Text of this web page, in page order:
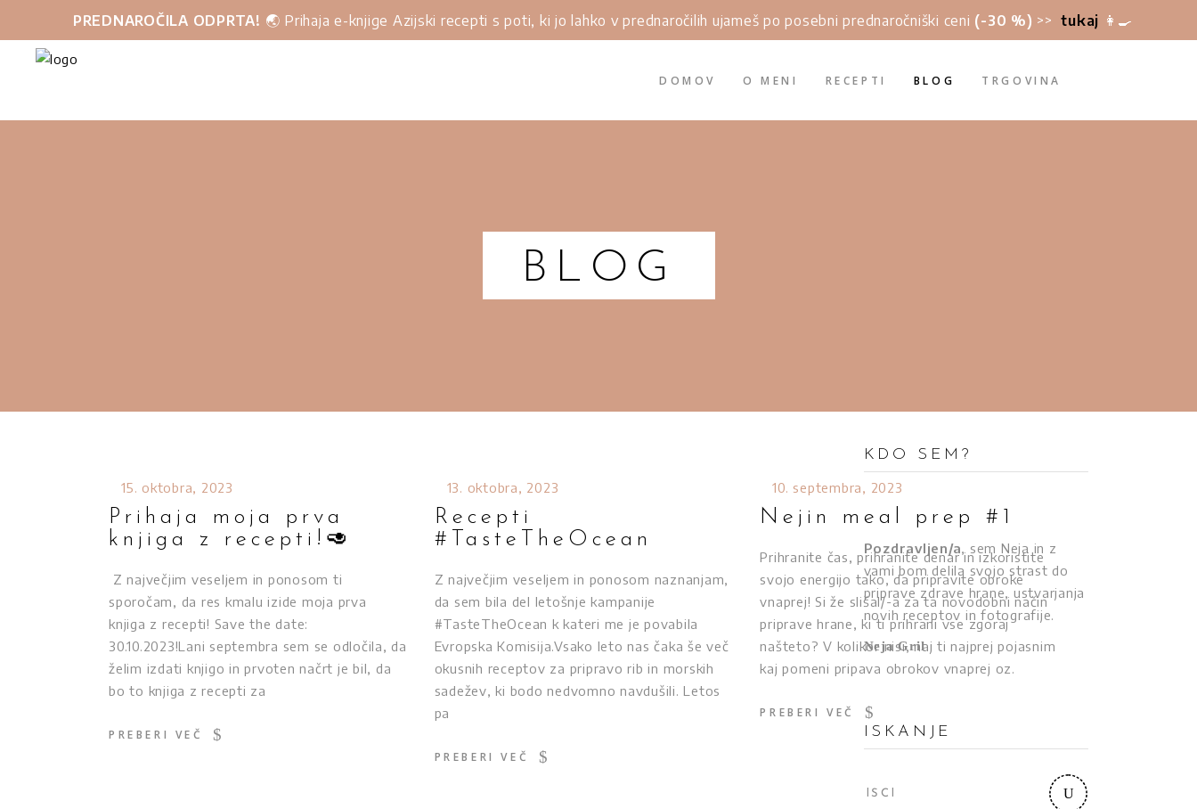
PREDNAROČILA ODPRTA! 🌏 Prihaja e-knjige Azijski recepti s poti, ki jo lahko v prednaročilih ujameš po posebni prednaročniški ceni (-30 %) >> tukaj 👩‍🍳
DOMOV O MENI RECEPTI BLOG TRGOVINA
BLOG
15. oktobra, 2023
Prihaja moja prva
knjiga z recepti!🥑
Z največjim veseljem in ponosom ti
sporočam, da res kmalu izide moja prva
knjiga z recepti! Save the date:
30.10.2023!Lani septembra sem se odločila, da
želim izdati knjigo in prvoten načrt je bil, da
bo to knjiga z recepti za
PREBERI VEČ
13. oktobra, 2023
Recepti
#TasteTheOcean
Z največjim veseljem in ponosom naznanjam,
da sem bila del letošnje kampanije
#TasteTheOcean k kateri me je povabila
Evropska Komisija.Vsako leto nas čaka še več
okusnih receptov za pripravo rib in morskih
sadežev, ki bodo nedvomno navdušili. Letos
pa
PREBERI VEČ
10. septembra, 2023
Nejin meal prep #1
Prihranite čas, prihranite denar in izkoristite
svojo energijo tako, da pripravite obroke
vnaprej! Si že slišal/-a za ta novodobni način
priprave hrane, ki ti prihrani vse zgoraj
našteto? V kolikor nisi, naj ti najprej pojasnim
kaj pomeni pripava obrokov vnaprej oz.
PREBERI VEČ
KDO SEM?
Pozdravljen/a, sem Neja in z
vami bom delila svojo strast do
priprave zdrave hrane, ustvarjanja
novih receptov in fotografije.
Neja Gril
ISKANJE
Search